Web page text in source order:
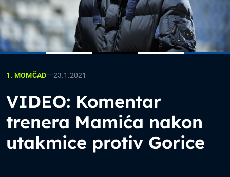
1. MOMČAD—23.1.2021
VIDEO: Komentar
trenera Mamića nakon
utakmice protiv Gorice